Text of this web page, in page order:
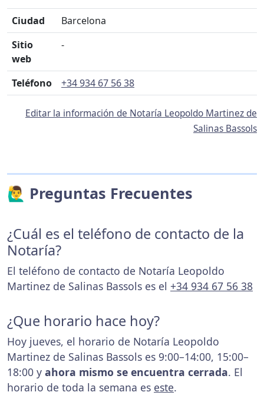
Ciudad
Barcelona
Sitio
web
-
Teléfono +34 934 67 56 38
Editar la información de Notaría Leopoldo Martinez de
Salinas Bassols
🙋‍♂️ Preguntas Frecuentes
¿Cuál es el teléfono de contacto de la
Notaría?
El teléfono de contacto de Notaría Leopoldo
Martinez de Salinas Bassols es el +34 934 67 56 38
¿Que horario hace hoy?
Hoy jueves, el horario de Notaría Leopoldo
Martinez de Salinas Bassols es 9:00–14:00, 15:00–
18:00 y ahora mismo se encuentra cerrada. El
horario de toda la semana es este.